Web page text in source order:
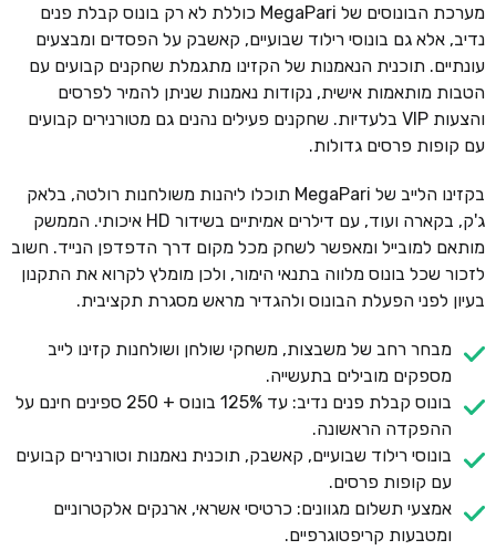
מערכת הבונוסים של MegaPari כוללת לא רק בונוס קבלת פנים
נדיב, אלא גם בונוסי רילוד שבועיים, קאשבק על הפסדים ומבצעים
עונתיים. תוכנית הנאמנות של הקזינו מתגמלת שחקנים קבועים עם
הטבות מותאמות אישית, נקודות נאמנות שניתן להמיר לפרסים
והצעות VIP בלעדיות. שחקנים פעילים נהנים גם מטורנירים קבועים
עם קופות פרסים גדולות.
בקזינו הלייב של MegaPari תוכלו ליהנות משולחנות רולטה, בלאק
ג'ק, בקארה ועוד, עם דילרים אמיתיים בשידור HD איכותי. הממשק
מותאם למובייל ומאפשר לשחק מכל מקום דרך הדפדפן הנייד. חשוב
לזכור שכל בונוס מלווה בתנאי הימור, ולכן מומלץ לקרוא את התקנון
בעיון לפני הפעלת הבונוס ולהגדיר מראש מסגרת תקציבית.
מבחר רחב של משבצות, משחקי שולחן ושולחנות קזינו לייב
מספקים מובילים בתעשייה.
בונוס קבלת פנים נדיב: עד 125% בונוס + 250 ספינים חינם על
ההפקדה הראשונה.
בונוסי רילוד שבועיים, קאשבק, תוכנית נאמנות וטורנירים קבועים
עם קופות פרסים.
אמצעי תשלום מגוונים: כרטיסי אשראי, ארנקים אלקטרוניים
ומטבעות קריפטוגרפיים.